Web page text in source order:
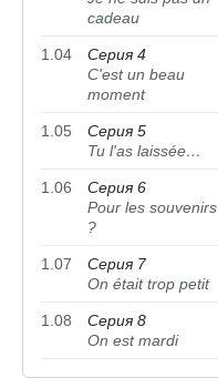
cadeau
1.04
Серия 4
C'est un beau
moment
1.05
Серия 5
Tu l'as laissée…
1.06
Серия 6
Pour les souvenirs
?
1.07
Серия 7
On était trop petit
1.08
Серия 8
On est mardi